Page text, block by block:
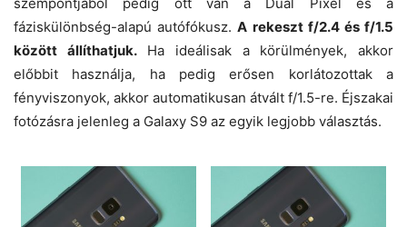
fáziskülönbség-alapú autófókusz.A rekeszt f/2.4 és f/1.5
között állíthatjuk.Ha ideálisak a körülmények, akkor
előbbit használja, ha pedig erősen korlátozottak a
fényviszonyok, akkor automatikusan átvált f/1.5-re. Éjszakai
fotózásra jelenleg a Galaxy S9 az egyik legjobb választás.